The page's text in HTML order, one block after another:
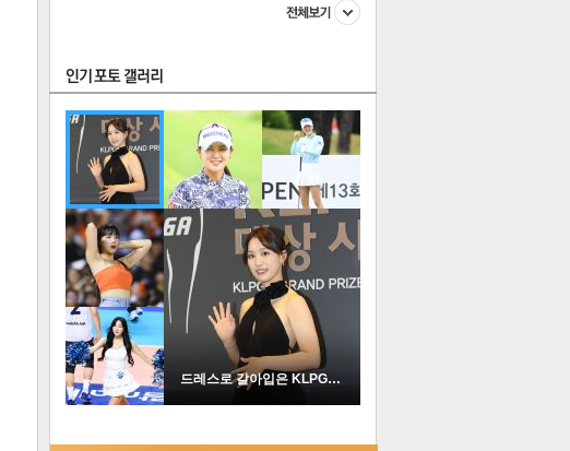
FOCUS
많이 본 뉴스
연예
스포츠 포토
2
드레스로 갈아입은 KLPGA …